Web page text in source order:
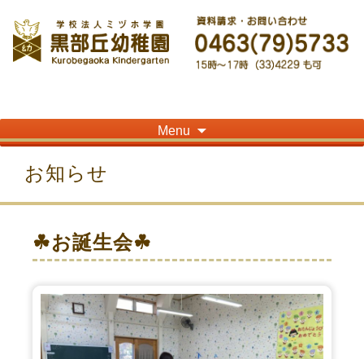
神奈川県平塚市の「学校法人ミヅホ学園黒部丘幼稚園」です！高麗山が見える閑静
な住宅街にある静かな環境で幼児教育を行っています
Menu
to
content
お知らせ
☘お誕生会☘